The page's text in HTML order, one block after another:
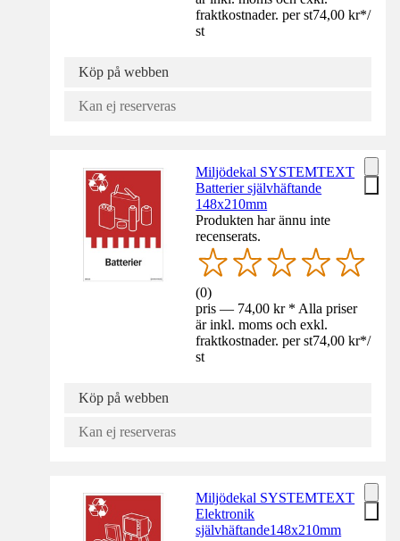
fraktkostnader. per st74,00 kr*/
st
Köp på webben
Kan ej reserveras
Miljödekal SYSTEMTEXT
Batterier självhäftande
148x210mm
Produkten har ännu inte
recenserats.
(0)
pris — 74,00 kr * Alla priser
är inkl. moms och exkl.
fraktkostnader. per st74,00 kr*/
st
Köp på webben
Kan ej reserveras
Miljödekal SYSTEMTEXT
Elektronik
självhäftande148x210mm